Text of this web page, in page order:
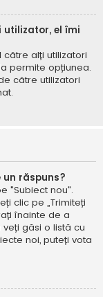
utilizator, el îmi
alți utilizatori
permite opțiunea.
către utilizatori
răspuns?
"Subiect nou".
clic pe „Trimiteți
înainte de a
găsi o listă cu
noi, puteți vota